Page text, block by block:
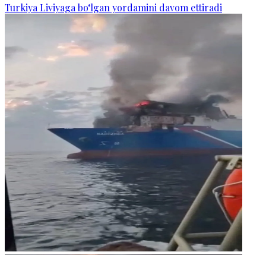
Turkiya Liviyaga bo‘lgan yordamini davom ettiradi